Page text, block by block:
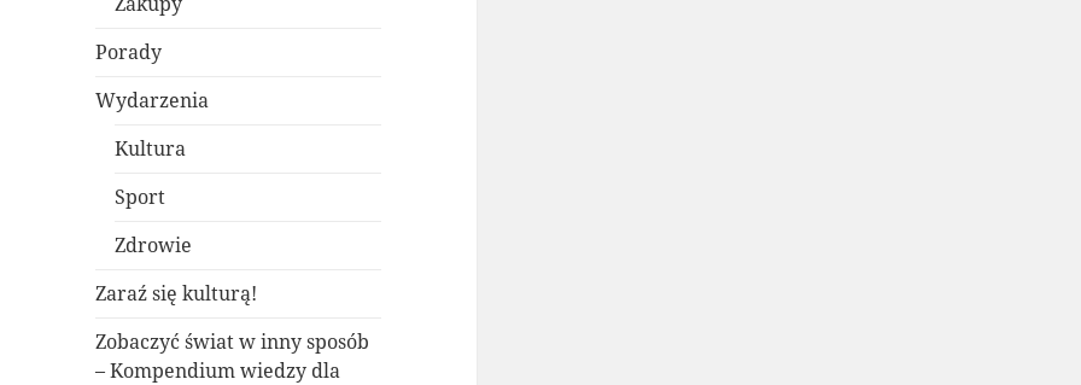
Porady
Wydarzenia
Kultura
Sport
Zdrowie
Zaraź się kulturą!
Zobaczyć świat w inny sposób
– Kompendium wiedzy dla